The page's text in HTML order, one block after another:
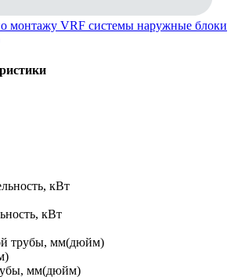
монтажу VRF системы наружные блоки
кВт
кВт
трубы, мм(дюйм)
мм(дюйм)